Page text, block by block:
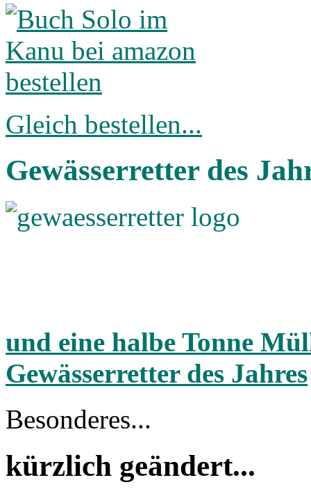
Gleich bestellen...
Gewässerretter des
und eine halbe Tonne
Gewässerretter des Jahres
Besonderes...
kürzlich geändert...